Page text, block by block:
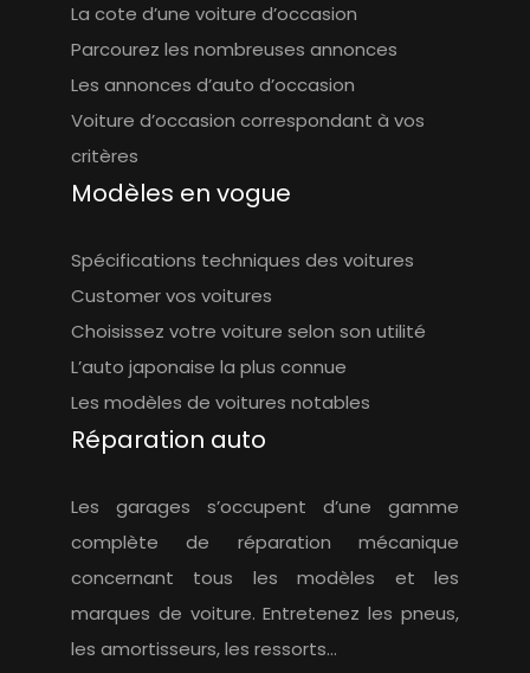
La cote d’une voiture d’occasion
Parcourez les nombreuses annonces
Les annonces d’auto d’occasion
Voiture d’occasion correspondant à vos
critères
Modèles en vogue
Spécifications techniques des voitures
Customer vos voitures
Choisissez votre voiture selon son utilité
L’auto japonaise la plus connue
Les modèles de voitures notables
Réparation auto
Les garages s’occupent d’une gamme
complète de réparation mécanique
concernant tous les modèles et les
marques de voiture. Entretenez les pneus,
les amortisseurs, les ressorts…